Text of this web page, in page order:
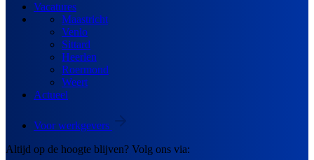
Vacatures
Maastricht
Venlo
Sittard
Heerlen
Roermond
Weert
Actueel
Voor werkgevers
Altijd op de hoogte blijven? Volg ons via: